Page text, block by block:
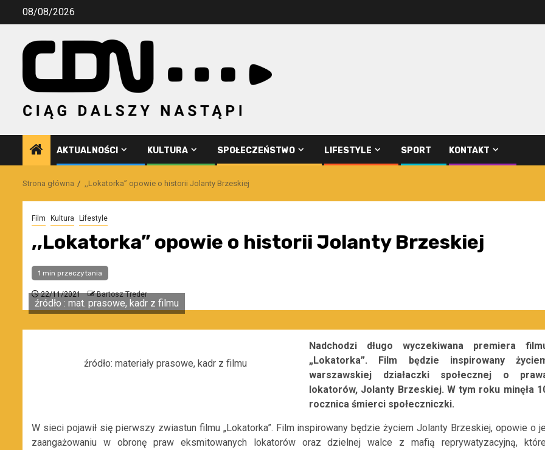
Przejdź08/08/2026
AKTUALNOŚCI KULTURA SPOŁECZEŃSTWO LIFESTYLE SPORT KONTAKT
Strona główna ,,Lokatorka” opowie o historii Jolanty Brzeskiej
Film Kultura Lifestyle
,,Lokatorka” opowie o historii Jolanty Brzeskiej
1 min przeczytania
22/11/2021 Bartosz Treder
źródło : mat. prasowe, kadr z filmu
źródło: materiały prasowe, kadr z filmu
Nadchodzi długo wyczekiwana premiera
„Lokatorka”. Film będzie inspirowany
warszawskiej działaczki społecznej o
lokatorów, Jolanty Brzeskiej. W tym roku minęła
rocznica śmierci społeczniczki.
W sieci pojawił się pierwszy zwiastun filmu „Lokatorka”. Film inspirowany będzie życiem Jolanty Brzeskiej, opowie o
zaangażowaniu w obronę praw eksmitowanych lokatorów oraz dzielnej walce z mafią reprywatyzacyjną,